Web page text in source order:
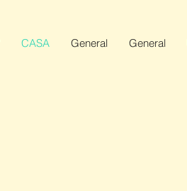
CASA General General